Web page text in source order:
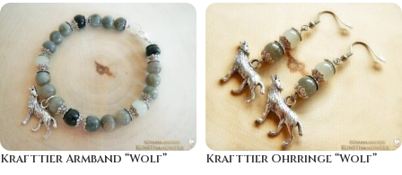
Krafttier Armband “Wolf” Krafttier Ohrringe “Wolf”